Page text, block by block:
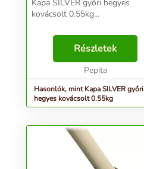
Kapa SILVER győri hegyes
kovácsolt 0.55kg...
Részletek
Pepita
Hasonlók, mint Kapa SILVER győri
hegyes kovácsolt 0.55kg